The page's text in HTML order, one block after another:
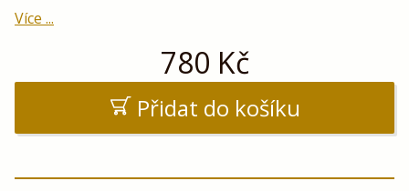
Více ...
780 Kč
Přidat do košíku